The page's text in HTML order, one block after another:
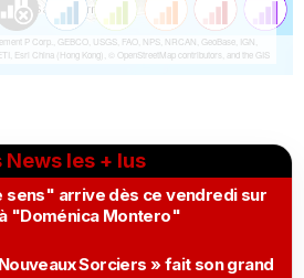
News les + lus
sens" arrive dès ce vendredi sur
"Doménica Montero"
Sorciers » fait son grand